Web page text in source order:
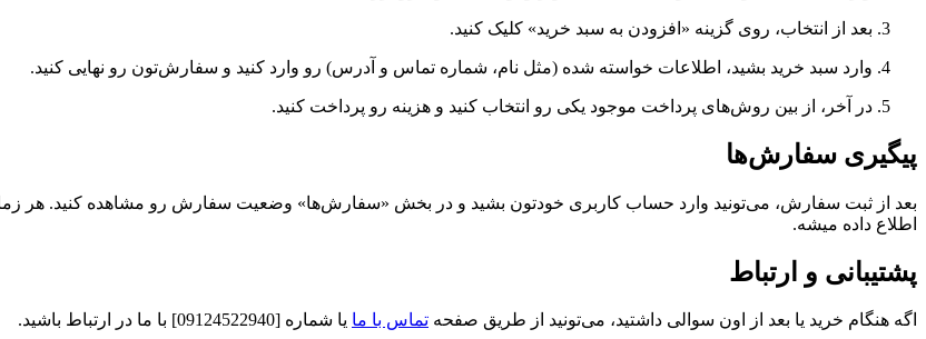
بعد از انتخاب، روی گزینه «افزودن به سبد خرید» کلیک کنید.
وارد سبد خرید بشید، اطلاعات خواسته شده (مثل نام، شماره تماس و آدرس) رو وارد کنید و سفارش‌تون رو نهایی کنید.
در آخر، از بین روش‌های پرداخت موجود یکی رو انتخاب کنید و هزینه رو پرداخت کنید.
پیگیری سفارش‌ها
بعد از ثبت سفارش، می‌تونید وارد حساب کاربری خودتون بشید و در بخش «سفارش‌ها» وضعیت سفارش رو مشاهده کنید. هر
اطلاع داده میشه.
پشتیبانی و ارتباط
اگه هنگام خرید یا بعد از اون سوالی داشتید، می‌تونید از طریق صفحه تماس با ما یا شماره [09124522940] با ما در ارتباط باشید.